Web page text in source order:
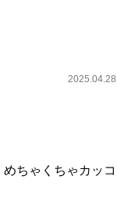
2025.04.28
ちゃくちゃカッコ